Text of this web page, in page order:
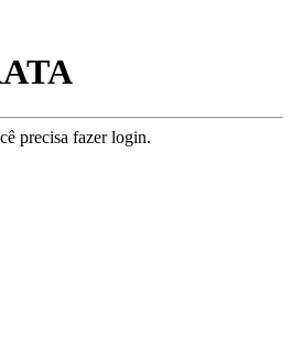
precisa fazer login.